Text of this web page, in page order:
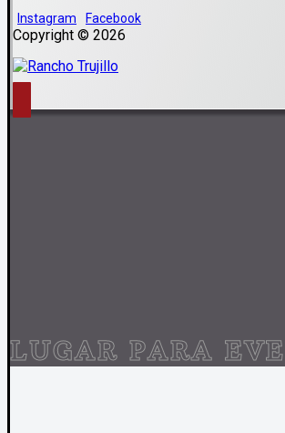
Instagram Facebook
Copyright © 2026
LUGAR PARA